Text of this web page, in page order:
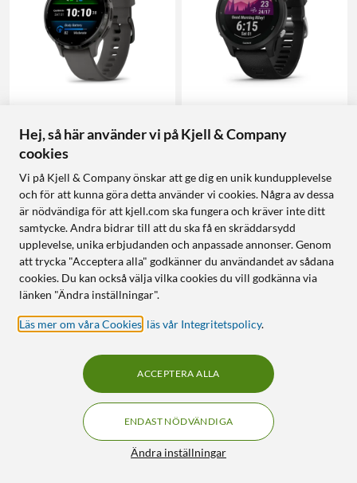
Venu 3S Smartwatch
4 990 :-
Avancerade
träningsfunktioner
Betala via Garmin Pay
Upp till 10 dagars batteritid
Online: Ej i lager
Forerunner 255 Music
4.5 (9)
3 990:-
Lagra låtar och spellistor
från b.la. Spotify
Avancerade
träningsfunktioner
Upp till 14 dagars batteritid
Online: Ej i lager
Hej, så här använder vi på Kjell & Company
cookies
Vi på Kjell & Company önskar att ge dig en unik kundupplevelse
och för att kunna göra detta använder vi cookies. Några av dessa
är nödvändiga för att kjell.com ska fungera och kräver inte ditt
samtycke. Andra bidrar till att du ska få en skräddarsydd
upplevelse, unika erbjudanden och anpassade annonser. Genom
att trycka "Acceptera alla" godkänner du användandet av sådana
cookies. Du kan också välja vilka cookies du vill godkänna via
länken "Ändra inställningar".
Läs mer om våra Cookies läs vår Integritetspolicy.
Ändra inställningar
ENDAST NÖDVÄNDIGA
ACCEPTERA ALLA